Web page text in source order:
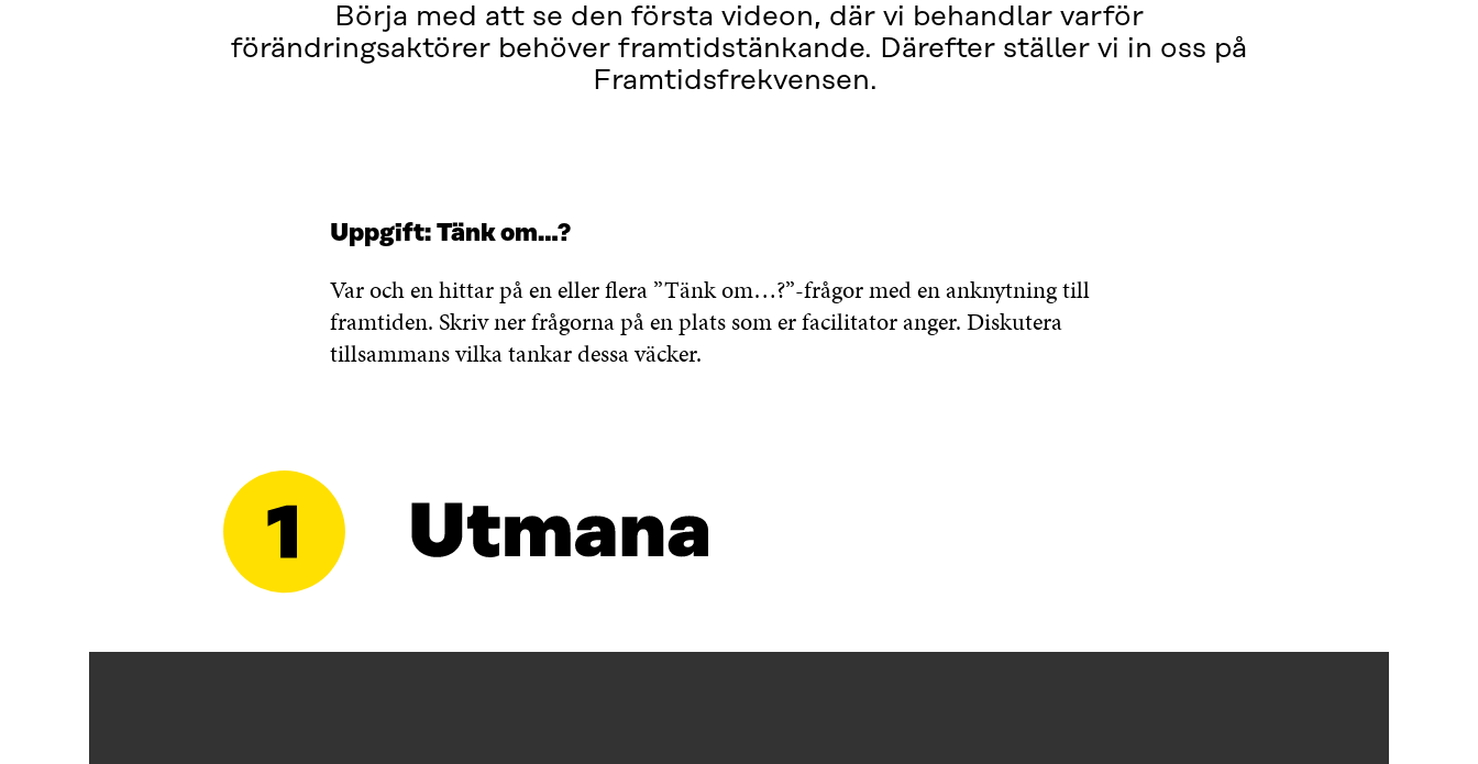
Börja med att se den första videon, där vi behandlar varför
förändringsaktörer behöver framtidstänkande. Därefter ställer vi in oss på
Framtidsfrekvensen.
Uppgift: Tänk om…?
Var och en hittar på en eller flera ”Tänk om…?”-frågor med en anknytning till
framtiden. Skriv ner frågorna på en plats som er facilitator anger. Diskutera
tillsammans vilka tankar dessa väcker.